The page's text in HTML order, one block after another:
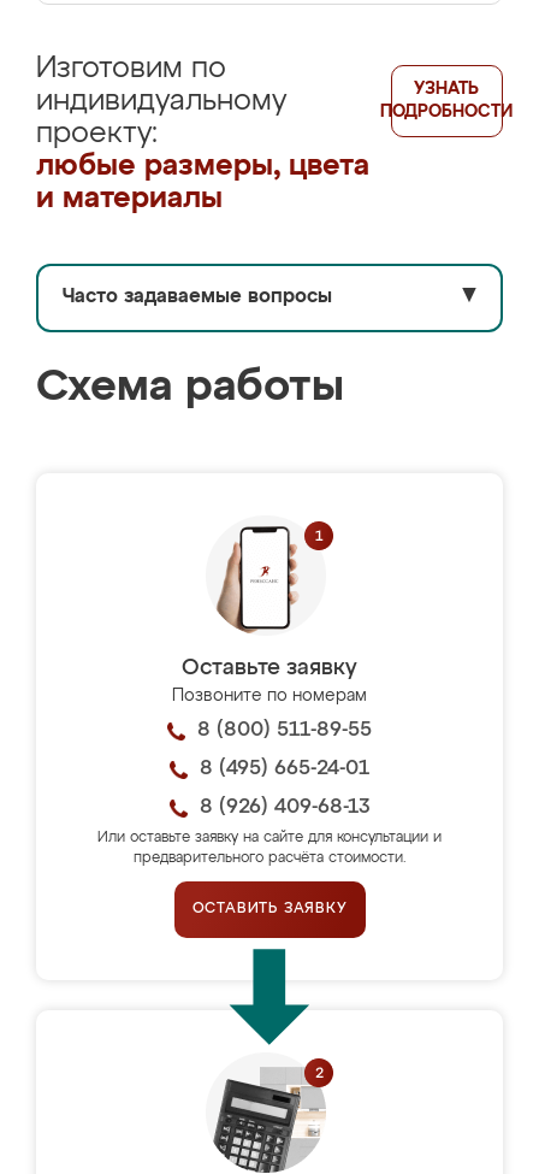
Изготовим по
индивидуальному
проекту:
любые размеры, цвета
и материалы
УЗНАТЬ
ПОДРОБНОСТИ
Часто задаваемые вопросы ▼
Схема работы
Оставьте заявку
Позвоните по номерам
8 (800) 511-89-55
8 (495) 665-24-01
8 (926) 409-68-13
Или оставьте заявку на сайте для консультации и
предварительного расчёта стоимости.
ОСТАВИТЬ ЗАЯВКУ